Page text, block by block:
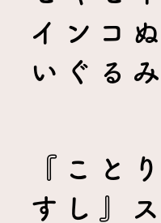
インコぬ
いぐるみ
『ことり
すし』ス